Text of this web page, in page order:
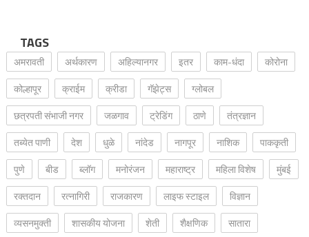
TAGS
अमरावती अर्थकारण अहिल्यानगर इतर काम-धंदा
कोरोना
कोल्हापूर
क्राईम क्रीडा गॅझेट्स
ग्लोबल
छत्रपती संभाजी नगर
जळगाव ट्रेडिंग ठाणे
तंत्रज्ञान
तब्येत पाणी
देश धुळे नांदेड नागपूर नाशिक
पाककृती
पुणे
बीड ब्लॉग मनोरंजन महाराष्ट्र महिला विशेष
मुंबई
रक्‍तदान
रत्नागिरी राजकारण लाइफ स्टाइल
विज्ञान
व्यसनमुक्ती
शासकीय योजना शेती शैक्षणिक
सातारा